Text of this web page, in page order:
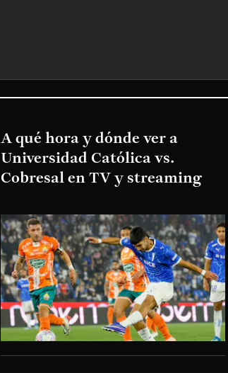
A qué hora y dónde ver a
Universidad Católica vs.
Cobresal en TV y streaming